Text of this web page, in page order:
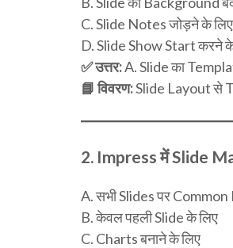
C. Slide Notes जोड़ने के लिए
D. Slide Show Start करने
✅ उत्तर:A. Slide का
📘 विवरण:Slide Layout से
2. Impress में Slide
A. सभी Slides पर
B. केवल पहली Slide के लिए
C. Charts बनाने के लिए